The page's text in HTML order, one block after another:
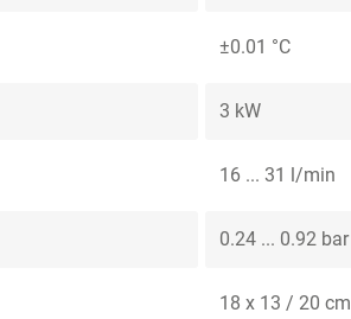
±0.01 °C
3 kW
16 ... 31 l/min
0.24 ... 0.92 bar
18 x 13 / 20 cm